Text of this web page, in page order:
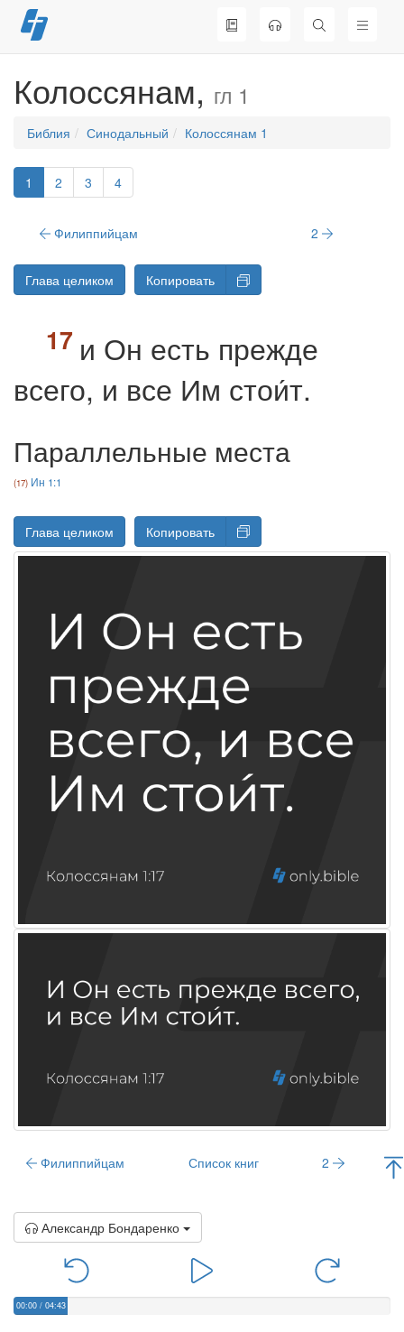
Перейти
к
Колоссянам, гл 1
Библия Синодальный Колоссянам 1
1 2 3 4
Филиппийцам 2
Глава целиком Копировать
и Он есть прежде
всего, и все Им стои́т.
Параллельные места
Ин 1:1
Глава целиком Копировать
Филиппийцам Список книг 2
Александр Бондаренко
00:00 / 04:43